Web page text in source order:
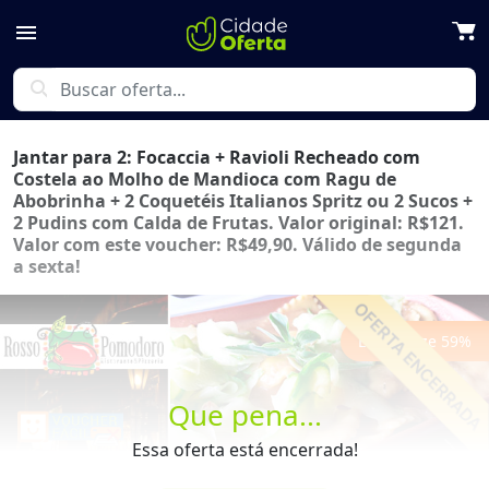
menu
search
Que pena...
Essa oferta está encerrada!
Jantar para 2: Focaccia + Ravioli Recheado com
Costela ao Molho de Mandioca com Ragu de
Abobrinha + 2 Coquetéis Italianos Spritz ou 2 Sucos +
2 Pudins com Calda de Frutas. Valor original: R$121.
Valor com este voucher: R$49,90. Válido de segunda
a sexta!
Economize 59%